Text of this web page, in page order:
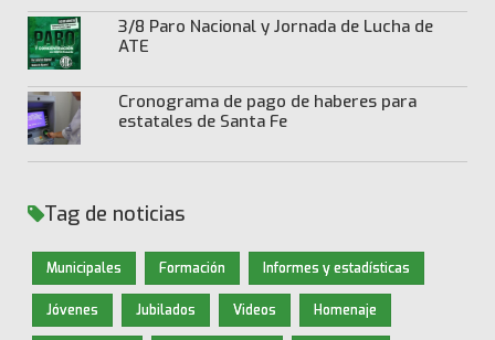
3/8 Paro Nacional y Jornada de Lucha de
ATE
Cronograma de pago de haberes para
estatales de Santa Fe
Tag de noticias
Municipales Formación Informes y estadísticas
Jóvenes Jubilados Videos Homenaje